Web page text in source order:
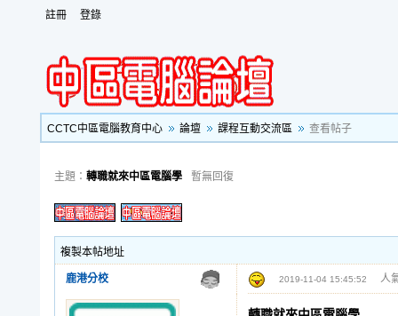
註冊 登錄
CCTC中區電腦教育中心 論壇 課程互動交流區 查看帖子
主題： 轉職就來中區電腦學 暫無回復
複製本帖地址
鹿港分校 2019-11-04 15:45:52 人